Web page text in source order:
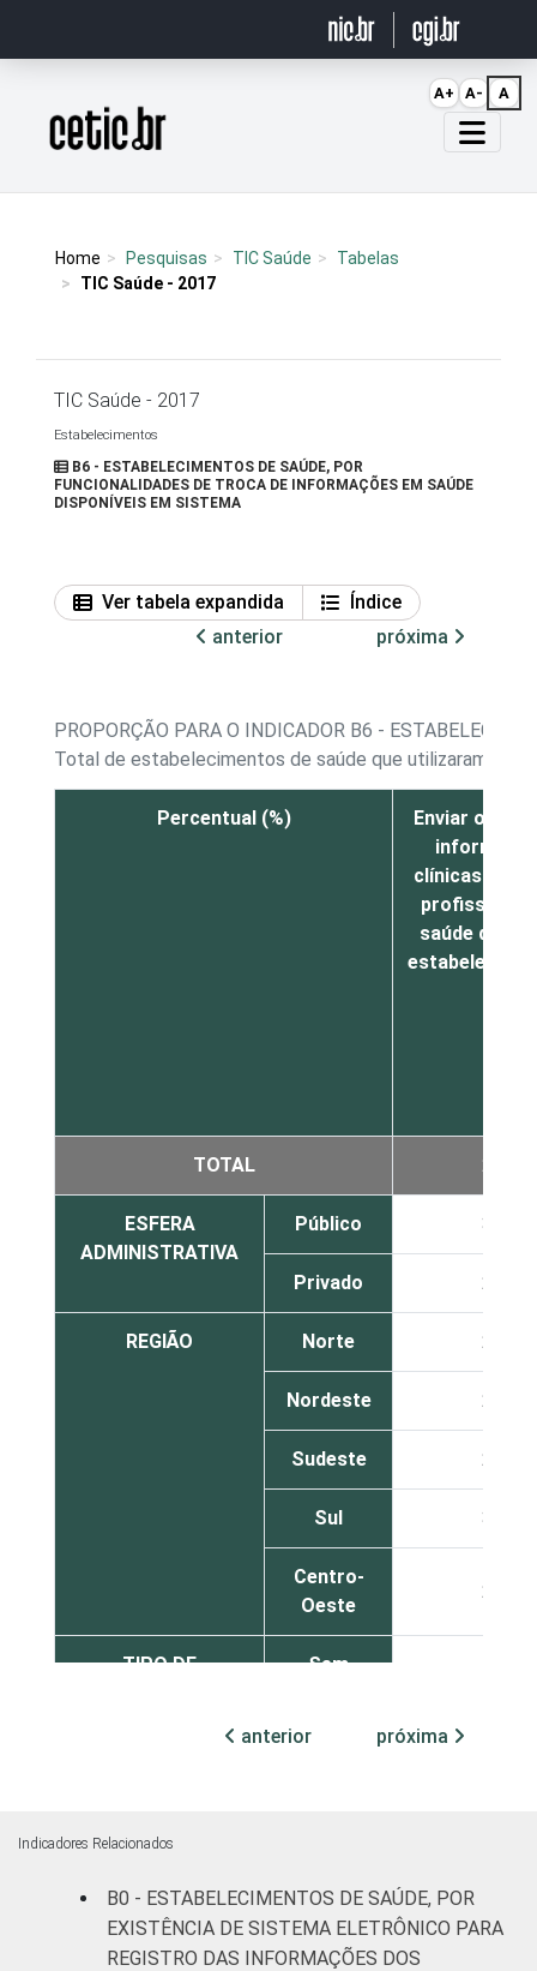
Página inicial
Home Pesquisas TIC Saúde
Tabelas
TIC Saúde - 2017
TIC Saúde - 2017
Estabelecimentos
B6 - ESTABELECIMENTOS DE SAÚDE, POR
FUNCIONALIDADES DE TROCA DE INFORMAÇÕES EM SAÚDE
DISPONÍVEIS EM SISTEMA
Ver tabela expandida
Índice
anterior
próxima
PROPORÇÃO PARA O INDICADOR B6 -
Total de estabelecimentos de saúde que utilizaram a
Percentual (%)
Enviar ou
clínicas
saúde de
TOTAL 29
ESFERA
ADMINISTRATIVA
Público 30
Privado 27
REGIÃO Norte 23
Nordeste 28
Sudeste 27
Sul 36
Centro-
Oeste
28
TIPO DE
Sem
Com
internação
(mais de
31
anterior próxima
Indicadores Relacionados
B0 - ESTABELECIMENTOS DE SAÚDE, POR
EXISTÊNCIA DE SISTEMA ELETRÔNICO PARA
REGISTRO DAS INFORMAÇÕES DOS
A+ A- A